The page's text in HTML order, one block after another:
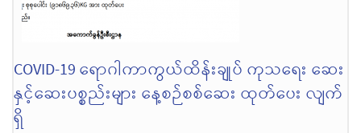
COVID-19 ရောဂါကာကွယ်ထိန်းချုပ် ကုသရေး ဆေး
နှင့်ဆေးပစ္စည်းများ နေ့စဉ်စစ်ဆေး ထုတ်ပေး လျက်
ရှိ